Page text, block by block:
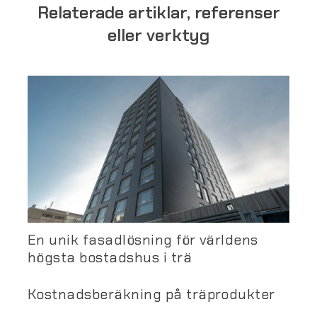
Relaterade artiklar, referenser
eller verktyg
En unik fasadlösning för världens
högsta bostadshus i trä
Kostnadsberäkning på träprodukter